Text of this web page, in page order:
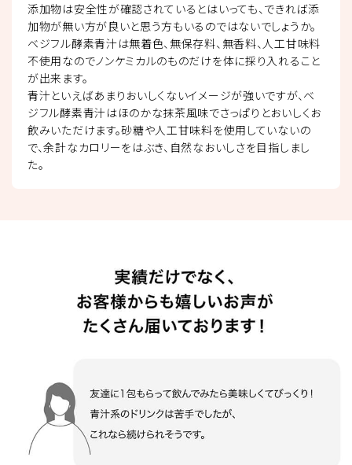
添加物は安全性が確認されているとはいっても、できれば添
加物が無い方が良いと思う方もいるのではないでしょうか。
ベジフル酵素青汁は無着色、無保存料、無香料、人工甘味料
不使用なのでノンケミカルのものだけを体に採り入れること
が出来ます。
青汁といえばあまりおいしくないイメージが強いですが、ベ
ジフル酵素青汁はほのかな抹茶風味でさっぱりとおいしくお
飲みいただけます。砂糖や人工甘味料を使用していないの
で、余計なカロリーをはぶき、自然なおいしさを目指しまし
た。